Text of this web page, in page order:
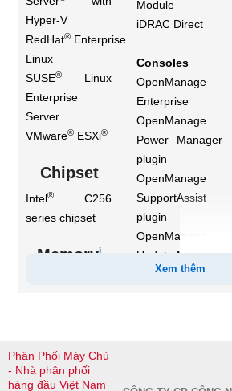
Hyper-V
RedHat® Enterprise
Linux
SUSE®
Linux
Enterprise
Server
VMware® ESXi®i
Chipset
Intel®
C256
series chipset
Memoryi
processor,
maximum
Module
iDRAC Direct
Consoles
OpenManage
Enterprise
OpenManage
Power Manager
plugin
OpenManage
SupportAssist
plugin
OpenManage
Update Manager
pluginXem thêm
Phân Phối Máy Chủ
- Nhà phân phối
hàng đầu Việt Nam